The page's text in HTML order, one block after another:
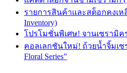
รายการสินค้าและสต็อกคงเห
Inventory)
โปรโมชั่นพิเศษ! จานเซรามิ
คอลเลกชันใหม่! ถ้วยน้ำจิ้มเซ
Floral Series”